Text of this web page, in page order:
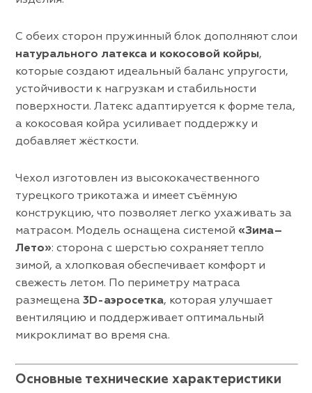
С обеих сторон пружинный блок дополняют слои
натурального латекса и кокосовой койры,
которые создают идеальный баланс упругости,
устойчивости к нагрузкам и стабильности
поверхности. Латекс адаптируется к форме тела,
а кокосовая койра усиливает поддержку и
добавляет жёсткости.
Чехол изготовлен из высококачественного
турецкого трикотажа и имеет съёмную
конструкцию, что позволяет легко ухаживать за
матрасом. Модель оснащена системой «Зима–
Лето»: сторона с шерстью сохраняет тепло
зимой, а хлопковая обеспечивает комфорт и
свежесть летом. По периметру матраса
размещена 3D-аэросетка, которая улучшает
вентиляцию и поддерживает оптимальный
микроклимат во время сна.
Основные технические характеристики